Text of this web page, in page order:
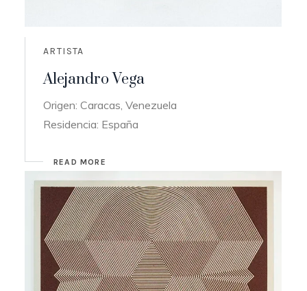
ARTISTA
Alejandro Vega
Origen: Caracas, Venezuela
Residencia: España
READ MORE